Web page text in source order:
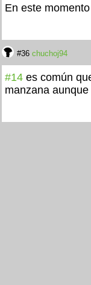
En este
#36 chuchoj94
#14 es común
manzana